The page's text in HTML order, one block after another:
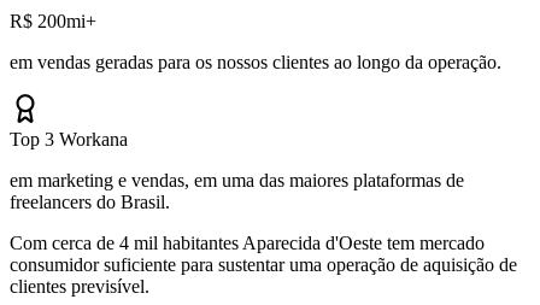
R$ 200mi+
em vendas geradas para os nossos clientes ao longo da operação.
Top 3 Workana
em marketing e vendas, em uma das maiores plataformas de
freelancers do Brasil.
Com cerca de 4 mil habitantes Aparecida d'Oeste tem mercado
consumidor suficiente para sustentar uma operação de aquisição de
clientes previsível.